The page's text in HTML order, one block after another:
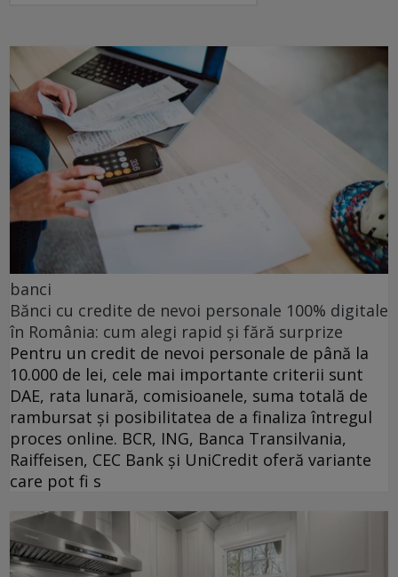
banci
Bănci cu credite de nevoi personale 100% digitale
în România: cum alegi rapid și fără surprize
Pentru un credit de nevoi personale de până la
10.000 de lei, cele mai importante criterii sunt
DAE, rata lunară, comisioanele, suma totală de
rambursat și posibilitatea de a finaliza întregul
proces online. BCR, ING, Banca Transilvania,
Raiffeisen, CEC Bank și UniCredit oferă variante
care pot fi s